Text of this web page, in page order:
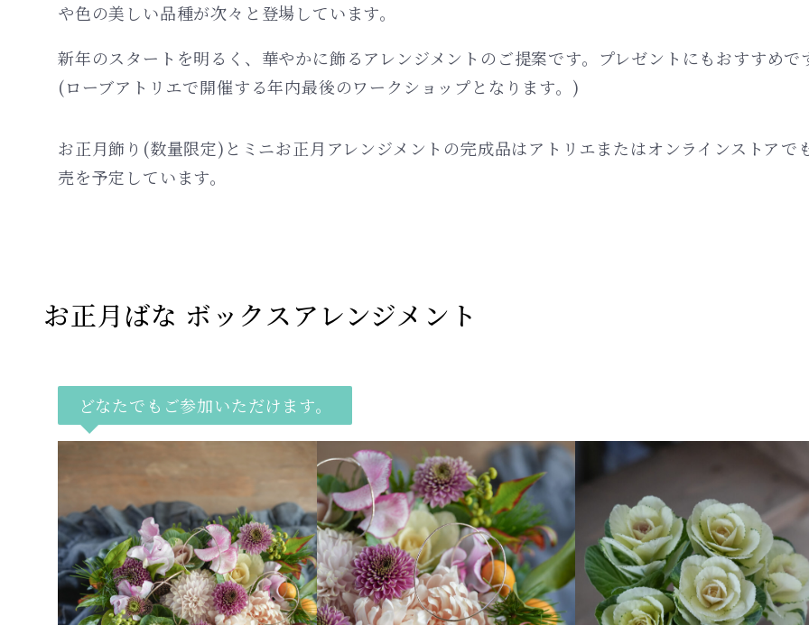
や色の美しい品種が次々と登場しています。
新年のスタートを明るく、華やかに飾るアレンジメントのご提案です。プレゼントにもおすすめで
(ローブアトリエで開催する年内最後のワークショップとなります。)
お正月飾り(数量限定)とミニお正月アレンジメントの完成品はアトリエまたはオンラインストアで
売を予定しています。
お正月ばな ボックスアレンジメント
どなたでもご参加いただけます。